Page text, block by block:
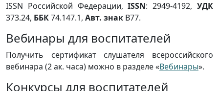
ISSN Российской Федерации,ISSN: 2949-4192,УДК
373.24, ББК74.147.1, Авт. знак В77.
Вебинары для воспитателей
Получить сертификат слушателя всероссийского
вебинара (2 ак. часа) можно в разделе «Вебинары».
Конкурсы для воспитателей